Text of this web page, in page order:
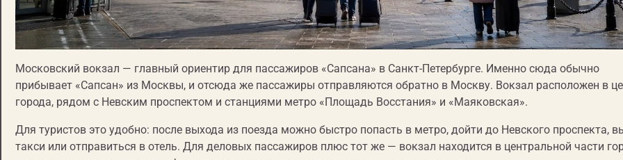
Московский вокзал — главный ориентир для пассажиров «Сапсана» в Санкт-Петербурге. Именно сюда обычно
прибывает «Сапсан» из Москвы, и отсюда же пассажиры отправляются обратно в Москву. Вокзал расположен в
города, рядом с Невским проспектом и станциями метро «Площадь Восстания» и «Маяковская».
Для туристов это удобно: после выхода из поезда можно быстро попасть в метро, дойти до Невского проспекта,
такси или отправиться в отель. Для деловых пассажиров плюс тот же — вокзал находится в центральной части